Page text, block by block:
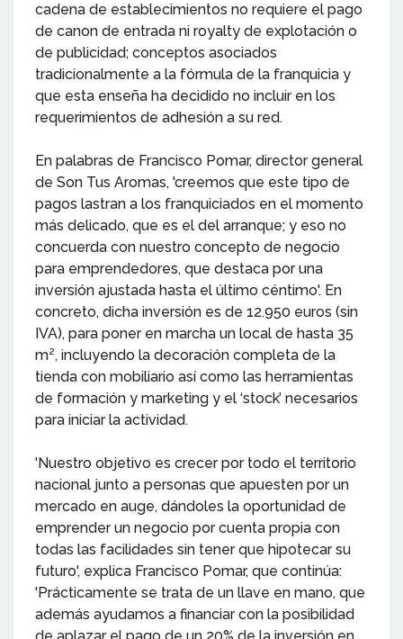
cadena de establecimientos no requiere el pago
de canon de entrada ni royalty de explotación o
de publicidad; conceptos asociados
tradicionalmente a la fórmula de la franquicia y
que esta enseña ha decidido no incluir en los
requerimientos de adhesión a su red.
En palabras de Francisco Pomar, director general
de Son Tus Aromas, 'creemos que este tipo de
pagos lastran a los franquiciados en el momento
más delicado, que es el del arranque; y eso no
concuerda con nuestro concepto de negocio
para emprendedores, que destaca por una
inversión ajustada hasta el último céntimo'. En
concreto, dicha inversión es de 12.950 euros (sin
IVA), para poner en marcha un local de hasta 35
m², incluyendo la decoración completa de la
tienda con mobiliario así como las herramientas
de formación y marketing y el ‘stock’ necesarios
para iniciar la actividad.
'Nuestro objetivo es crecer por todo el territorio
nacional junto a personas que apuesten por un
mercado en auge, dándoles la oportunidad de
emprender un negocio por cuenta propia con
todas las facilidades sin tener que hipotecar su
futuro', explica Francisco Pomar, que continúa:
'Prácticamente se trata de un llave en mano, que
además ayudamos a financiar con la posibilidad